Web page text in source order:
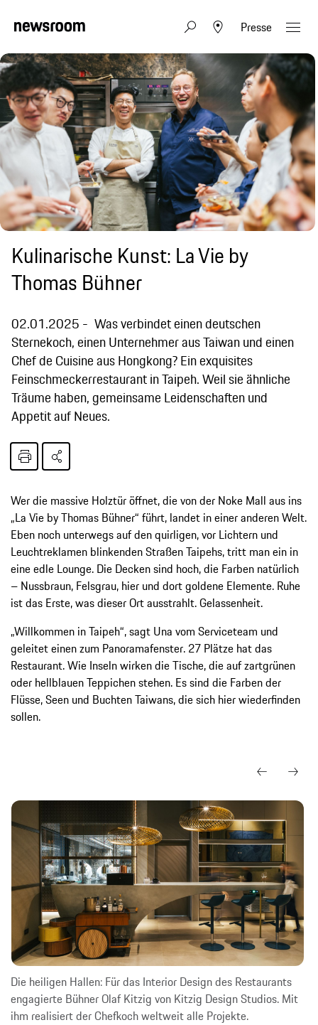
Presse
Kulinarische Kunst: La Vie by
Thomas Bühner
02.01.2025
Was verbindet einen deutschen
Sternekoch, einen Unternehmer aus Taiwan und einen
Chef de Cuisine aus Hongkong? Ein exquisites
Feinschmeckerrestaurant in Taipeh. Weil sie ähnliche
Träume haben, gemeinsame Leidenschaften und
Appetit auf Neues.
Wer die massive Holztür öffnet, die von der Noke Mall aus ins
„La Vie by Thomas Bühner“ führt, landet in einer anderen Welt.
Eben noch unterwegs auf den quirligen, vor Lichtern und
Leuchtreklamen blinkenden Straßen Taipehs, tritt man ein in
eine edle Lounge. Die Decken sind hoch, die Farben natürlich
– Nussbraun, Felsgrau, hier und dort goldene Elemente. Ruhe
ist das Erste, was dieser Ort ausstrahlt. Gelassenheit.
„Willkommen in Taipeh“, sagt Una vom Serviceteam und
geleitet einen zum Panoramafenster. 27 Plätze hat das
Restaurant. Wie Inseln wirken die Tische, die auf zartgrünen
oder hellblauen Teppichen stehen. Es sind die Farben der
Flüsse, Seen und Buchten Taiwans, die sich hier wiederfinden
sollen.
Die heiligen Hallen: Für das Interior Design des Restaurants
engagierte Bühner Olaf Kitzig von Kitzig Design Studios. Mit
ihm realisiert der Chefkoch weltweit alle Projekte.